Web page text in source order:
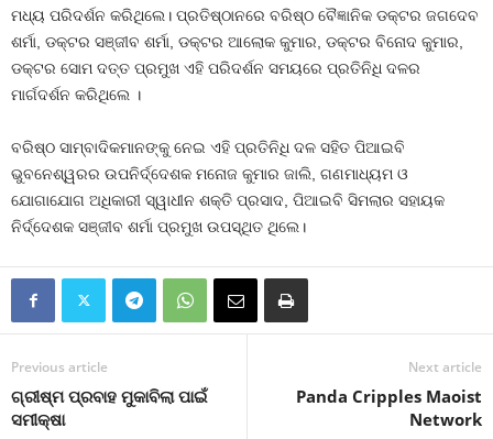
ମଧ୍ୟ ପରିଦର୍ଶନ କରିଥିଲେ। ପ୍ରତିଷ୍ଠାନରେ ବରିଷ୍ଠ ବୈଜ୍ଞାନିକ ଡକ୍ଟର ଜଗଦେବ
ଶର୍ମା, ଡକ୍ଟର ସଞ୍ଜୀବ ଶର୍ମା, ଡକ୍ଟର ଆଲୋକ କୁମାର, ଡକ୍ଟର ବିନୋଦ କୁମାର,
ଡକ୍ଟର ସୋମ ଦତ୍ତ ପ୍ରମୁଖ ଏହି ପରିଦର୍ଶନ ସମୟରେ ପ୍ରତିନିଧି ଦଳର
ମାର୍ଗଦର୍ଶନ କରିଥିଲେ ।
ବରିଷ୍ଠ ସାମ୍ବାଦିକମାନଙ୍କୁ ନେଇ ଏହି ପ୍ରତିନିଧି ଦଳ ସହିତ ପିଆଇବି
ଭୁବନେଶ୍ୱରର ଉପନିର୍ଦ୍ଦେଶକ ମନୋଜ କୁମାର ଜାଲି, ଗଣମାଧ୍ୟମ ଓ
ଯୋଗାଯୋଗ ଅଧିକାରୀ ସ୍ୱାଧୀନ ଶକ୍ତି ପ୍ରସାଦ, ପିଆଇବି ସିମଲାର ସହାୟକ
ନିର୍ଦ୍ଦେଶକ ସଞ୍ଜୀବ ଶର୍ମା ପ୍ରମୁଖ ଉପସ୍ଥିତ ଥିଲେ।
Previous article
ଗ୍ରୀଷ୍ମ ପ୍ରବାହ ମୁକାବିଲା ପାଇଁ
ସମୀକ୍ଷା
Next article
Panda Cripples Maoist
Network